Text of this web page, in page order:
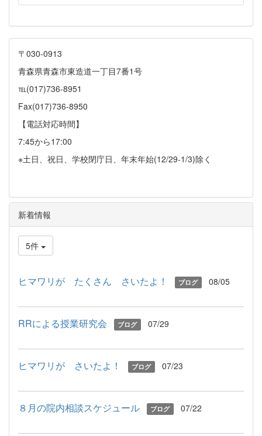
〒030-0913
青森県青森市東造道一丁目7番1号
℡(017)736-8951
Fax(017)736-8950
【電話対応時間】
7:45から17:00
※土日、祝日、学校閉庁日、年末年始(12/29-1/3)除く
新着情報
5件
ヒマワリが たくさん さいたよ！ ブログ 08/05
RRによる授業研究会 ブログ 07/29
ヒマワリが さいたよ！ ブログ 07/23
８月の院内相談スケジュール ブログ 07/22